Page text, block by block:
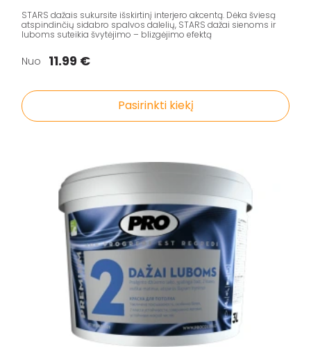
STARS dažais sukursite išskirtinį interjero akcentą. Dėka šviesą
atspindinčių sidabro spalvos dalelių, STARS dažai sienoms ir
luboms suteikia švytėjimo – blizgėjimo efektą
Nuo 11.99 €
Pasirinkti kiekį